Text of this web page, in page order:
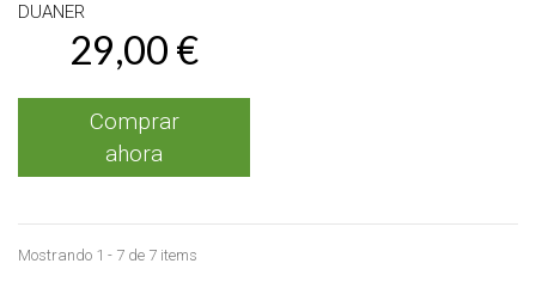
DUANER
29,00 €
Comprar
ahora
Mostrando 1 - 7 de 7 items